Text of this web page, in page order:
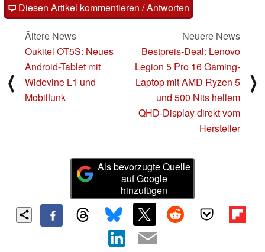
Diesen Artikel kommentieren / Antworten
⟨
Ältere News
Oukitel OT5S: Neues
Android-Tablet mit
Widevine L1 und
Mobilfunk
Neuere News
Bestpreis-Deal: Lenovo
Legion 5 Pro 16 Gaming-
Laptop mit AMD Ryzen 5
und 500 Nits hellem
QHD-Display direkt vom
Hersteller
⟩
Als bevorzugte Quelle
auf Google
hinzufügen